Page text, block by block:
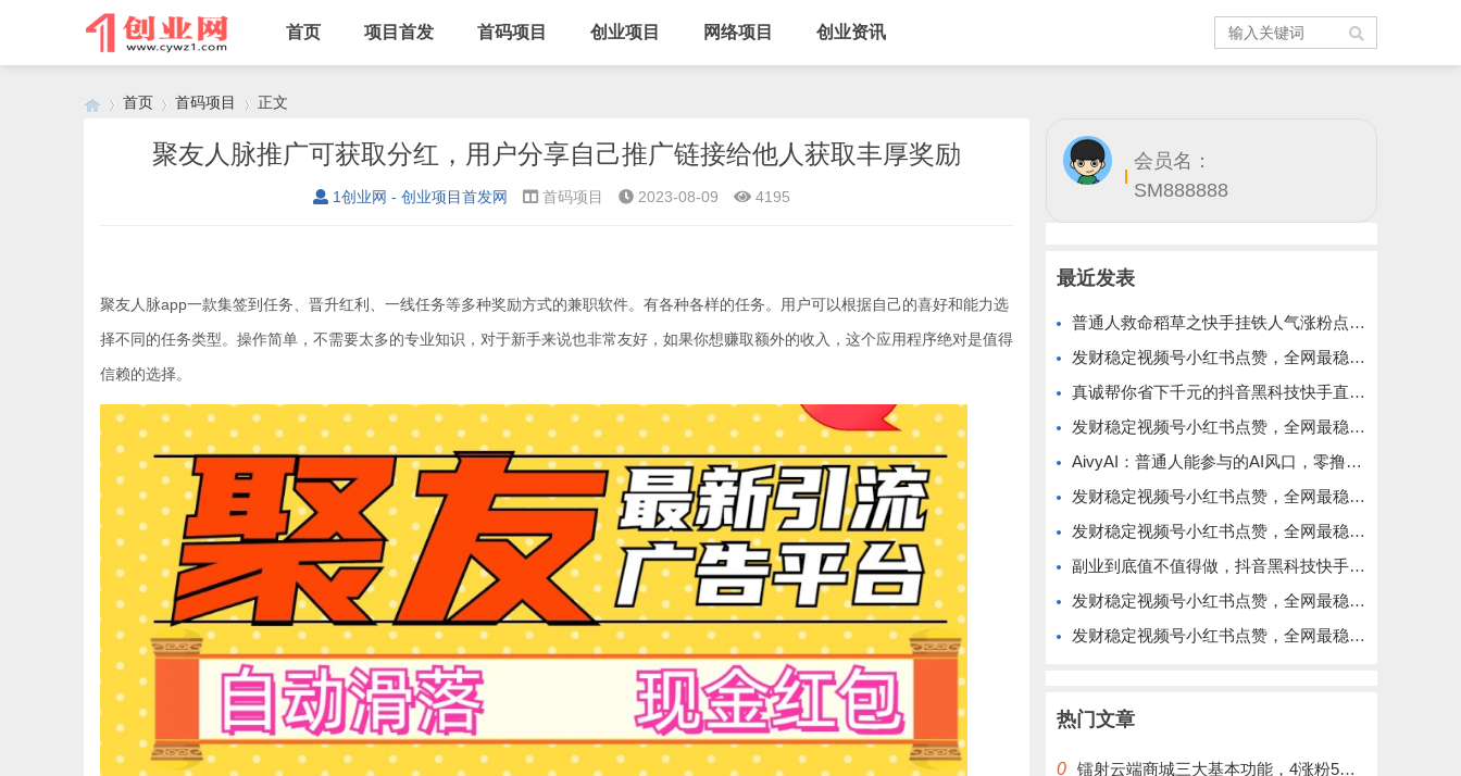
首页 项目首发 首码项目 创业项目 网络项目 创业资讯
首页 首码项目 正文
聚友人脉推广可获取分红，用户分享自己推广链接给他人获取丰厚奖励
1创业网 - 创业项目首发网 首码项目 2023-08-09 4195
聚友人脉app一款集签到任务、晋升红利、一线任务等多种奖励方式的兼职软件。有各种各样的任务。用户可以根据自己的喜好和能力选
择不同的任务类型。操作简单，不需要太多的专业知识，对于新手来说也非常友好，如果你想赚取额外的收入，这个应用程序绝对是值得
信赖的选择。
会员名：
SM888888
最近发表
普通人救命稻草之快手挂铁人气涨粉点赞抖音黑科技云端商城免费公布
发财稳定视频号小红书点赞，全网最稳定绿色的项目，小红书启动
真诚帮你省下千元的抖音黑科技快手直播间人气涨粉点赞云端商城免费送
发财稳定视频号小红书点赞，全网最稳定绿色的项目，全网一起推
AivyAI：普通人能参与的AI风口，零撸AVAX，首码上线速度上车！
发财稳定视频号小红书点赞，全网最稳定绿色的项目，价格拉满的哦
发财稳定视频号小红书点赞，全网最稳定绿色的项目，今年再加油
副业到底值不值得做，抖音黑科技快手上人涨粉云端商城真能逆袭赚钱
发财稳定视频号小红书点赞，全网最稳定绿色的项目，完美来拉新
发财稳定视频号小红书点赞，全网最稳定绿色的项目，完全自动了
热门文章
0 镭射云端商城三大基本功能，4涨粉5涨播放量6挂铁，为你揭开真实的面纱!